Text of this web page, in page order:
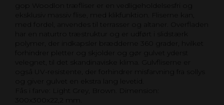
gop Woodlon træfliser er en vedligeholdelsesfri og
eksklusiv massiv flise, med klikfunktion. Fliserne kan,
med fordel, anvendes til terrasser og altaner. Overfladen
har en naturtro træstruktur og er udført i slidstærk
polymer, der indkapsler brædderne 360 grader, hvilket
forhindrer pletter og skjolder og gør gulvet yderst
velegnet, til det skandinaviske klima. Gulvfliserne er
også UV-resistente, der forhindrer misfarvning fra sollys
og giver gulvet en ekstra lang levetid.
Fås i farve: Light Grey, Brown. Dimension:
300x300x22,2 mm.